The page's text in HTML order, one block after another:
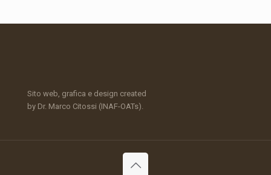
Sito web, grafica e design created
by Dr. Marco Citossi (INAF-OATs).